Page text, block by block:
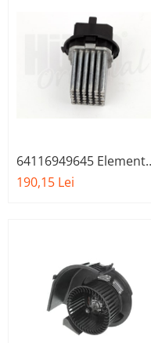
64116949645 Element
de reglare a suflantei de
190,15 Lei